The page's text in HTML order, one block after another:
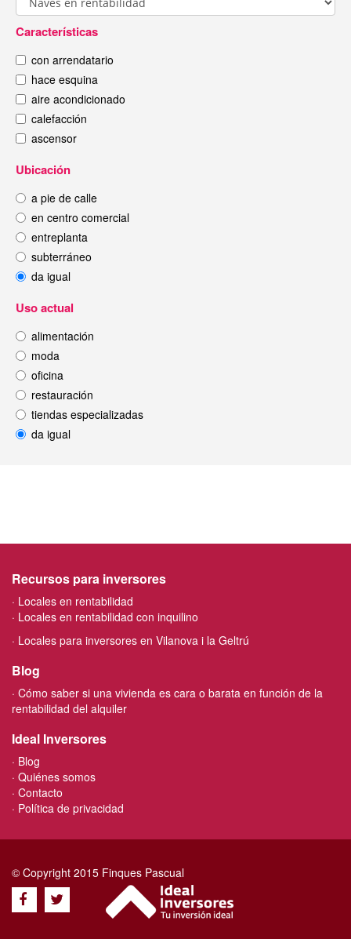
Características
con arrendatario
hace esquina
aire acondicionado
calefacción
ascensor
Ubicación
a pie de calle
en centro comercial
entreplanta
subterráneo
da igual
Uso actual
alimentación
moda
oficina
restauración
tiendas especializadas
da igual
Recursos para inversores
Locales en rentabilidad
Locales en rentabilidad con inquilino
Locales para inversores en Vilanova i la Geltrú
Blog
Cómo saber si una vivienda es cara o barata en función de la
rentabilidad del alquiler
Ideal Inversores
Blog
Quiénes somos
Contacto
Política de privacidad
© Copyright 2015 Finques Pascual